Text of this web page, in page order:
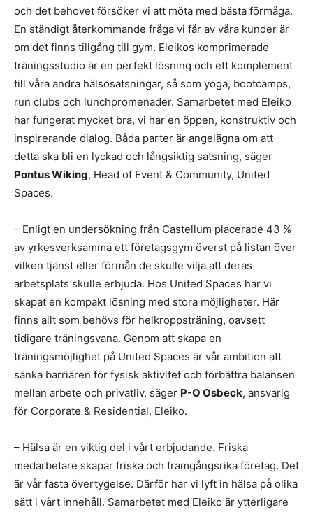
och det behovet försöker vi att möta med bästa förmåga.
En ständigt återkommande fråga vi får av våra kunder är
om det finns tillgång till gym. Eleikos komprimerade
träningsstudio är en perfekt lösning och ett komplement
till våra andra hälsosatsningar, så som yoga, bootcamps,
run clubs och lunchpromenader. Samarbetet med Eleiko
har fungerat mycket bra, vi har en öppen, konstruktiv och
inspirerande dialog. Båda parter är angelägna om att
detta ska bli en lyckad och långsiktig satsning, säger
Pontus Wiking, Head of Event & Community, United
Spaces.
– Enligt en undersökning från Castellum placerade 43 %
av yrkesverksamma ett företagsgym överst på listan över
vilken tjänst eller förmån de skulle vilja att deras
arbetsplats skulle erbjuda. Hos United Spaces har vi
skapat en kompakt lösning med stora möjligheter. Här
finns allt som behövs för helkroppsträning, oavsett
tidigare träningsvana. Genom att skapa en
träningsmöjlighet på United Spaces är vår ambition att
sänka barriären för fysisk aktivitet och förbättra balansen
mellan arbete och privatliv, säger P-O Osbeck, ansvarig
för Corporate & Residential, Eleiko.
– Hälsa är en viktig del i vårt erbjudande. Friska
medarbetare skapar friska och framgångsrika företag. Det
är vår fasta övertygelse. Därför har vi lyft in hälsa på olika
sätt i vårt innehåll. Samarbetet med Eleiko är ytterligare